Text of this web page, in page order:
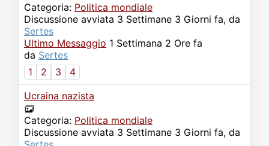
Categoria: Politica mondiale
Discussione avviata 3 Settimane 3 Giorni fa, da
Sertes
Ultimo Messaggio 1 Settimana 2 Ore fa
da Sertes
1
2 3 4
Ucraina nazista
Categoria: Politica mondiale
Discussione avviata 3 Settimane 3 Giorni fa, da